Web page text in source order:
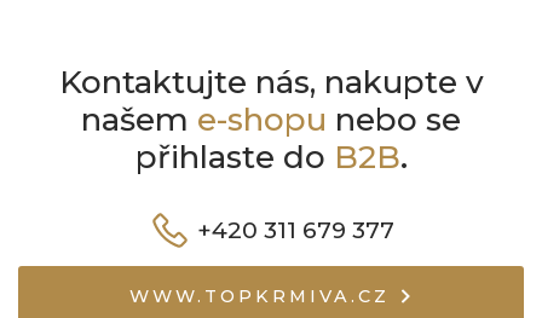
Kontaktujte nás, nakupte v
našem e-shopu nebo se
přihlaste do B2B.
+420 311 679 377
WWW.TOPKRMIVA.CZ